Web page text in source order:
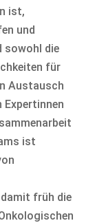
ist,
und
sowohl die
für
Austausch
Expertinnen
ist
früh die